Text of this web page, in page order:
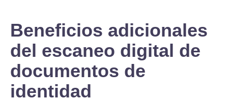
Beneficios adicionales
del escaneo digital de
documentos de
identidad